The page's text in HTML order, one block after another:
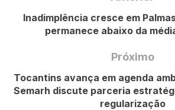
Inadimplência cresce em
permanece abaixo da
Próximo
Tocantins avança em agenda
Semarh discute parceria
regularização